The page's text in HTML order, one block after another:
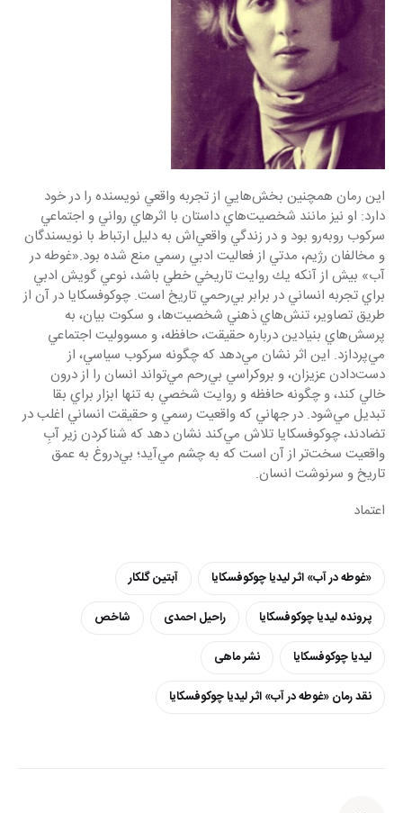
اين رمان همچنين بخش‌هايي از تجربه واقعي نويسنده را در خود
دارد: او نيز مانند شخصيت‌هاي داستان با اثرهاي رواني و اجتماعي
سركوب روبه‌رو بود و در زندگي واقعي‌اش به دليل ارتباط با نويسندگان
و مخالفان رژيم، مدتي از فعاليت ادبي رسمي منع شده بود.«غوطه در
آب» بيش از آنكه يك روايت تاريخي خطي باشد، نوعي گويش ادبي
براي تجربه انساني در برابر بي‌رحمي تاريخ است. چوكوفسكايا در آن از
طريق تصاوير، تنش‌هاي ذهني شخصيت‌ها، و سكوت بيان، به
پرسش‌‌هاي بنيادين درباره حقيقت، حافظه، و مسووليت اجتماعي
مي‌پردازد. اين اثر نشان مي‌دهد كه چگونه سركوب سياسي، از
دست‌دادن عزيزان، و بروكراسي بي‌رحم مي‌تواند انسان را از درون
خالي كند، و چگونه حافظه و روايت شخصي به تنها ابزار براي بقا
تبديل مي‌شود. در جهاني كه واقعيت رسمي و حقيقت انساني اغلب در
تضادند، چوكوفسكايا تلاش مي‌كند نشان دهد كه شناكردن زير آبِ
واقعيت سخت‌تر از آن است كه به چشم مي‌آيد؛ بي‌دروغ به عمق
تاريخ و سرنوشت انسان.
اعتماد
«غوطه در آب» اثر ليديا چوكوفسكايا
آبتین گلکار
پرونده ليديا چوكوفسكايا
راحیل احمدی
شاخص
ليديا چوكوفسكايا
نشر ماهی
نقد رمان «غوطه در آب» اثر ليديا چوكوفسكايا